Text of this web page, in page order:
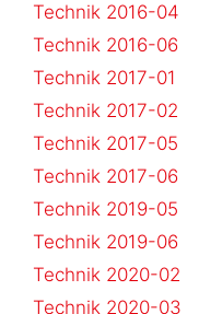
Technik 2016-04
Technik 2016-06
Technik 2017-01
Technik 2017-02
Technik 2017-05
Technik 2017-06
Technik 2019-05
Technik 2019-06
Technik 2020-02
Technik 2020-03